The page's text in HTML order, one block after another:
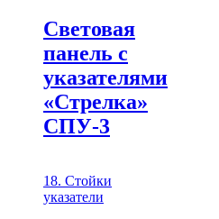
Световая
панель с
указателями
«Стрелка»
СПУ-3
18. Стойки
указатели